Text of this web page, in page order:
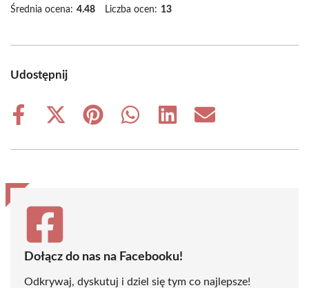
Średnia ocena: 4.48 Liczba ocen: 13
Udostępnij
Share
Share
(Twitter)
Share
Share
Share
Share
Dołącz do nas na Facebooku!
Odkrywaj, dyskutuj i dziel się tym co najlepsze!